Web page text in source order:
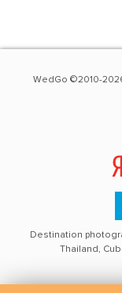
WedGo ©2010-
Destination
Thailand,